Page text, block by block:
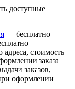
доступные
— бесплатно
стоимость
заказа
заказов,
оформлении